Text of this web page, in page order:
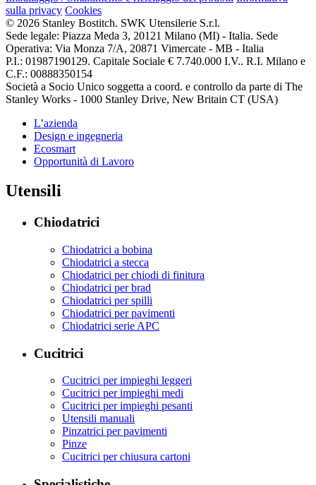
sulla privacy Cookies
© 2026 Stanley Bostitch. SWK Utensilerie S.r.l.
Sede legale: Piazza Meda 3, 20121 Milano (MI) - Italia. Sede
Operativa: Via Monza 7/A, 20871 Vimercate - MB - Italia
P.I.: 01987190129. Capitale Sociale € 7.740.000 I.V.. R.I. Milano e
C.F.: 00888350154
Società a Socio Unico soggetta a coord. e controllo da parte di The
Stanley Works - 1000 Stanley Drive, New Britain CT (USA)
L’azienda
Design e ingegneria
Ecosmart
Opportunità di Lavoro
Utensili
Chiodatrici
Chiodatrici a bobina
Chiodatrici a stecca
Chiodatrici per chiodi di finitura
Chiodatrici per brad
Chiodatrici per spilli
Chiodatrici per pavimenti
Chiodatrici serie APC
Cucitrici
Cucitrici per impieghi leggeri
Cucitrici per impieghi medi
Cucitrici per impieghi pesanti
Utensili manuali
Pinzatrici per pavimenti
Pinze
Cucitrici per chiusura cartoni